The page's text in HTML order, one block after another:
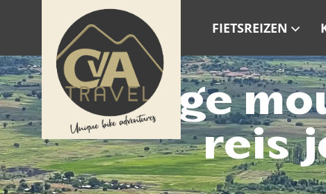
FIETSREIZEN
Veilige
reis